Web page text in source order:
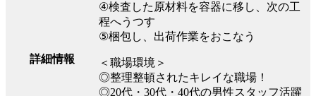
詳細情報
④検査した原材料を容器に移し、次の工
程へうつす
⑤梱包し、出荷作業をおこなう
＜職場環境＞
◎整理整頓されたキレイな職場！
◎20代・30代・40代の男性スタッフ活躍